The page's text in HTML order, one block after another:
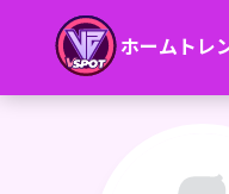
ホーム トレ
ゆはく
こんゆー！ゆはくだよー